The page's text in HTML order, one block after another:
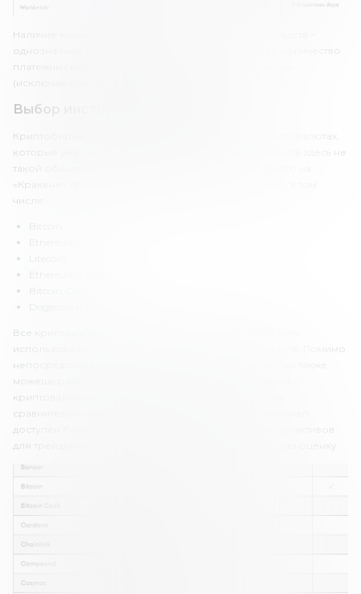
Наличие комиссий за пополнение счета и вывод средств –
однозначный минус Kraken. Но зато здесь большое количество
платежных методов и достаточно быстрые транзакции
(исключая банковский перевод).
Выбор инструментов на Kraken
Криптобиржа сосредоточена прежде всего на криптовалютах,
которые уже зарекомендовали себя, и листинг коинов здесь не
такой обширный, как у некоторых конкурентов. Всего на
«Кракене» представлено 98 различных криптовалют, в том
числе:
Все криптовалюты, которые есть в листинге, могут быть
использованы для пополнения счета и вывода средств. Помимо
непосредственно покупки и продажи криптовалют, ты также
можешь работать с деривативами. На Kraken доступны
криптовалютные индексы и фьючерсы. Несмотря на
сравнительно небольшой выбор криптовалют, на Kraken
доступен большой перечень инструментов. За выбор активов
для трейдинга криптобиржа получает от нас хорошую оценку.